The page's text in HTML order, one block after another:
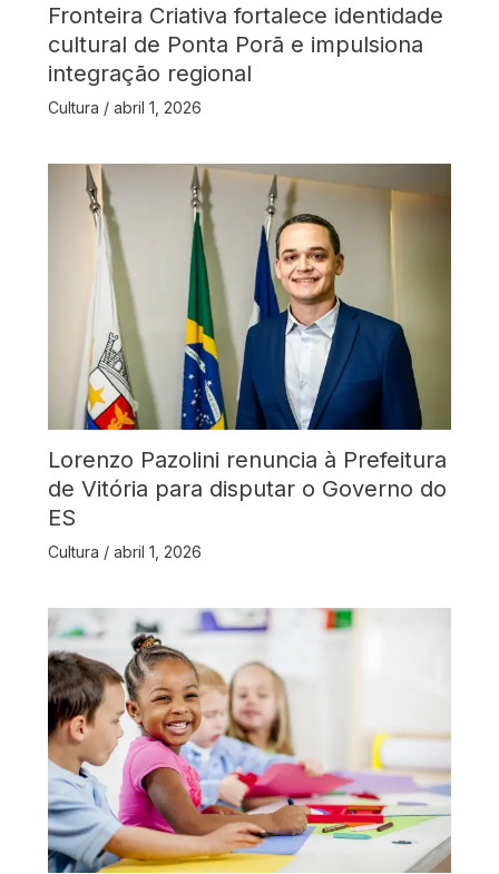
Fronteira Criativa fortalece identidade
cultural de Ponta Porã e impulsiona
integração regional
Cultura / abril 1, 2026
Lorenzo Pazolini renuncia à Prefeitura
de Vitória para disputar o Governo do
ES
Cultura / abril 1, 2026